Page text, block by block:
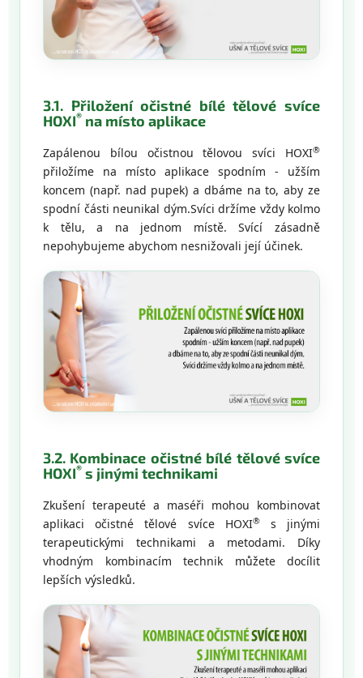
3.1. Přiložení očistné bílé tělové svíce
HOXI® na místo aplikace
Zapálenou bílou očistnou tělovou svíci HOXI®
přiložíme na místo aplikace spodním - užším
koncem (např. nad pupek) a dbáme na to, aby ze
spodní části neunikal dým.Svíci držíme vždy kolmo
k tělu, a na jednom místě. Svící zásadně
nepohybujeme abychom nesnižovali její účinek.
3.2. Kombinace očistné bílé tělové svíce
HOXI® s jinými technikami
Zkušení terapeuté a maséři mohou kombinovat
aplikaci očistné tělové svíce HOXI®s jinými
terapeutickými technikami a metodami. Díky
vhodným kombinacím technik můžete docílit
lepších výsledků.